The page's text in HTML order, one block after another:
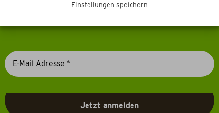
Einstellungen speichern